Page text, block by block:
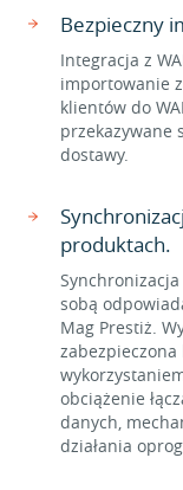
Bezpieczny
Integracja z
importowanie
klientów do
przekazywane
dostawy.
produktach.
sobą
Mag Prestiż.
obciążenie
danych,
działania